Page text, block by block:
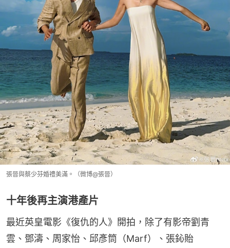
張晉與蔡少芬婚禮美滿。（微博@張晉）
十年後再主演港產片
最近英皇電影《復仇的人》開拍，除了有影帝劉青
雲、鄧濤、周家怡、邱彥筒（Marf）、張鈊貽